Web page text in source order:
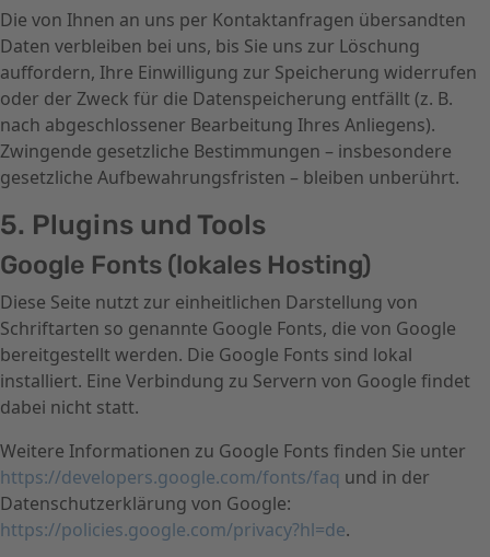
Die von Ihnen an uns per Kontaktanfragen übersandten
Daten verbleiben bei uns, bis Sie uns zur Löschung
auffordern, Ihre Einwilligung zur Speicherung widerrufen
oder der Zweck für die Datenspeicherung entfällt (z. B.
nach abgeschlossener Bearbeitung Ihres Anliegens).
Zwingende gesetzliche Bestimmungen – insbesondere
gesetzliche Aufbewahrungsfristen – bleiben unberührt.
5. Plugins und Tools
Google Fonts (lokales Hosting)
Diese Seite nutzt zur einheitlichen Darstellung von
Schriftarten so genannte Google Fonts, die von Google
bereitgestellt werden. Die Google Fonts sind lokal
installiert. Eine Verbindung zu Servern von Google findet
dabei nicht statt.
Weitere Informationen zu Google Fonts finden Sie unter
https://developers.google.com/fonts/faq und in der
Datenschutzerklärung von Google:
https://policies.google.com/privacy?hl=de.